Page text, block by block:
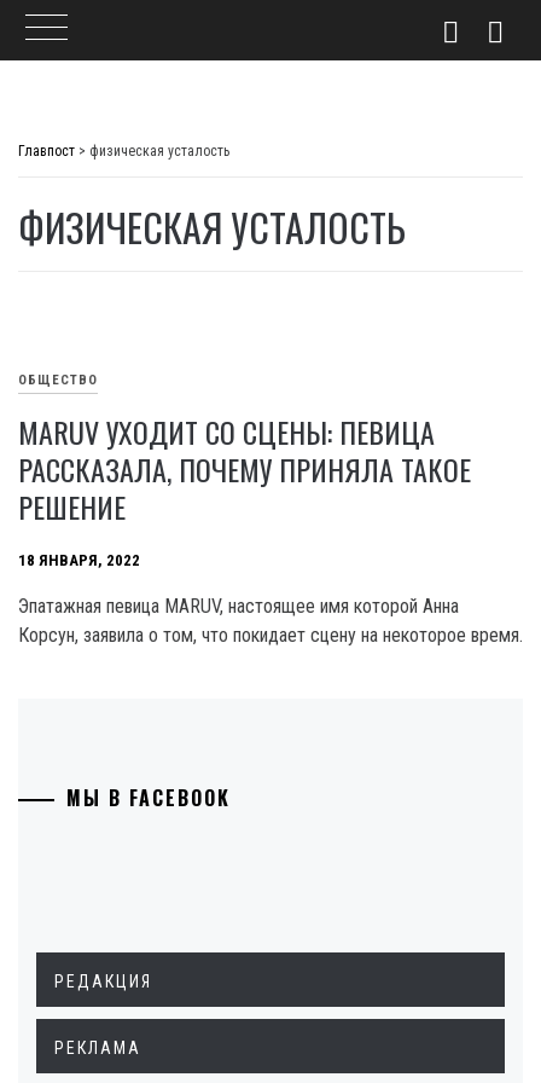
Главпост > физическая усталость
ФИЗИЧЕСКАЯ УСТАЛОСТЬ
ОБЩЕСТВО
MARUV УХОДИТ СО СЦЕНЫ: ПЕВИЦА
РАССКАЗАЛА, ПОЧЕМУ ПРИНЯЛА ТАКОЕ
РЕШЕНИЕ
18 ЯНВАРЯ, 2022
Эпатажная певица MARUV, настоящее имя которой Анна
Корсун, заявила о том, что покидает сцену на некоторое время.
МЫ В FACEBOOK
РЕДАКЦИЯ
РЕКЛАМА